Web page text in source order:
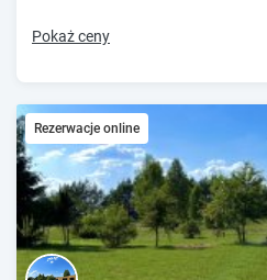
Pokaż ceny
Rezerwacje online